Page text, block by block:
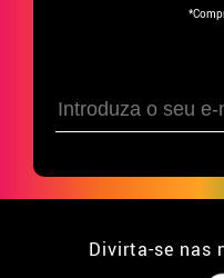
Divirta-se nas